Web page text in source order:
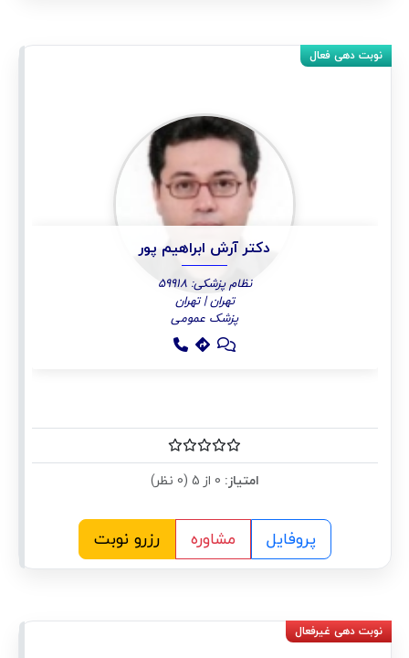
دکتر آرش ابراهیم پور
نظام پزشکی: 59918
تهران | تهران
پزشک عمومی
امتیاز:
پروفایل مشاوره رزرو نوبت